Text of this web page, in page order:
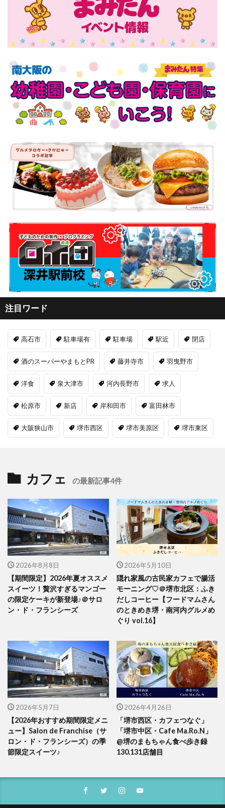
注目ワード
高石市 駐車場有 駐車場 駅近 閉店
酒のスーパーやまもとPR 藤井寺市 羽曳野市
洋食 泉大津市 河内長野市 求人
松原市 新店 岸和田市 富田林市
大阪狭山市 堺市西区 堺市美原区 堺市東区
カフェ の最新記事4件
2026年8月8日
【期間限定】2026年夏オススメ
スイーツ！贅沢すぎるマンゴー
の限定ケーキが新登場♪＠サロ
ン・ド・フランシーズ
2026年5月10日
隠れ家風の古民家カフェで腸活
モーニング♡＠堺市北区：ふき
だしコーヒー【フードマムさん
のときめき堺・南河内グルメめ
ぐり vol.16】
2026年5月7日
【2026年おすすめ期間限定メニ
ュー】Salon de Franchise（サ
ロン・ド・フランシーズ）の季
節限定スイーツ♪
2026年4月26日
「堺市西区・カフェつなぐ」
「堺市中区・Cafe Ma.Ro.N」
@堺のまもちゃん食べ歩き録
130.131店舗目